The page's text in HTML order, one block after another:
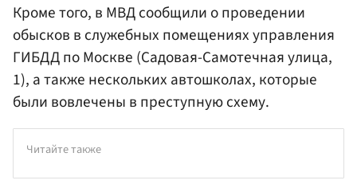
Кроме того, в МВД сообщили о проведении
обысков в служебных помещениях управления
ГИБДД по Москве (Садовая-Самотечная улица,
1), а также нескольких автошколах, которые
были вовлечены в преступную схему.
Читайте также